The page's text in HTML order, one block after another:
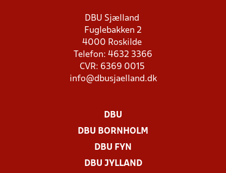
DBU Sjælland
Fuglebakken 2
4000 Roskilde
Telefon: 4632 3366
CVR: 6369 0015
info@dbusjaelland.dk
DBU
DBU BORNHOLM
DBU FYN
DBU JYLLAND